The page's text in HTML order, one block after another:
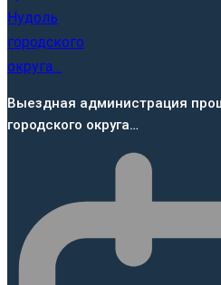
Выездная администрация
городского округа…